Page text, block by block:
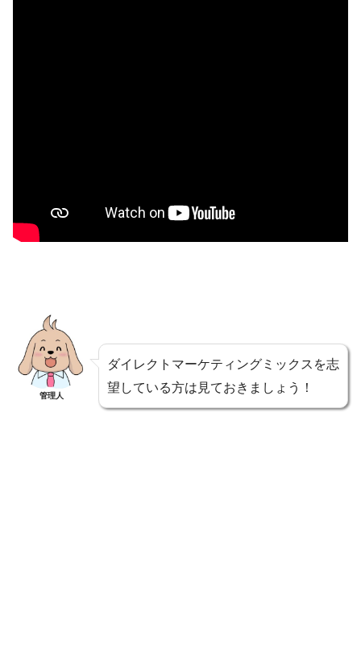
管理人
ダイレクトマーケティングミックスを志
望している方は見ておきましょう！